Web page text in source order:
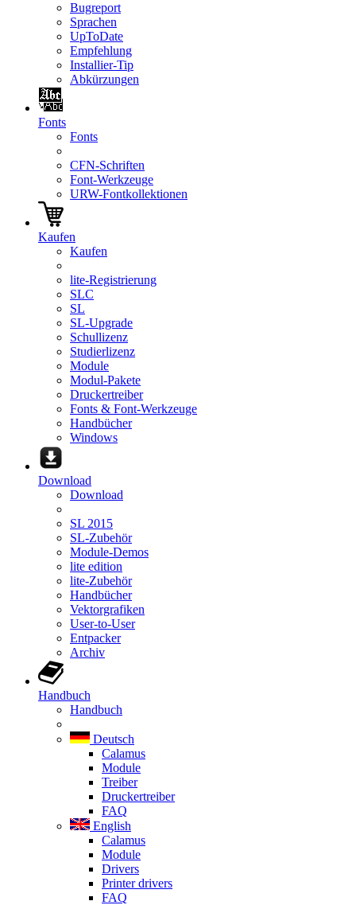
Bugreport
Sprachen
UpToDate
Empfehlung
Installier-Tip
Abkürzungen
Fonts
Fonts
CFN-Schriften
Font-Werkzeuge
URW-Fontkollektionen
Kaufen
Kaufen
lite-Registrierung
SLC
SL
SL-Upgrade
Schullizenz
Studierlizenz
Module
Modul-Pakete
Druckertreiber
Fonts & Font-Werkzeuge
Handbücher
Windows
Download
Download
SL 2015
SL-Zubehör
Module-Demos
lite edition
lite-Zubehör
Handbücher
Vektorgrafiken
User-to-User
Entpacker
Archiv
Handbuch
Handbuch
Deutsch
Calamus
Module
Treiber
Druckertreiber
FAQ
English
Calamus
Module
Drivers
Printer drivers
FAQ